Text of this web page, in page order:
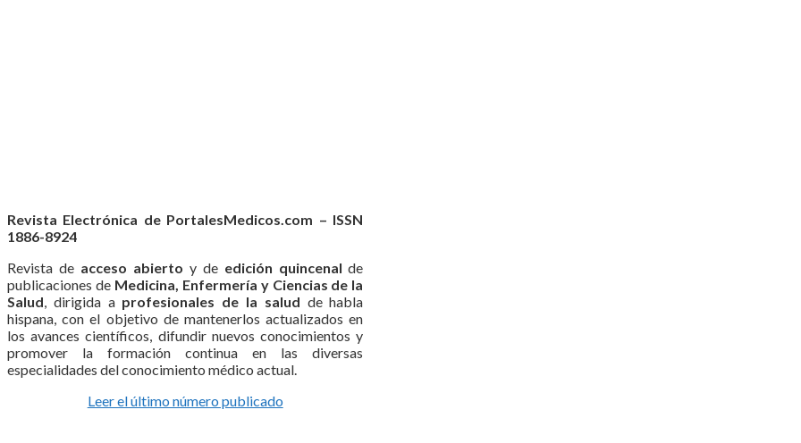
Revista Electrónica de PortalesMedicos.com – ISSN
1886-8924
Revista de acceso abierto y de edición quincenal de
publicaciones de Medicina, Enfermería y Ciencias de la
Salud , dirigida a profesionales de la salud de habla
hispana, con el objetivo de mantenerlos actualizados en
los avances científicos, difundir nuevos conocimientos y
promover la formación continua en las diversas
especialidades del conocimiento médico actual.
Leer el último número publicado